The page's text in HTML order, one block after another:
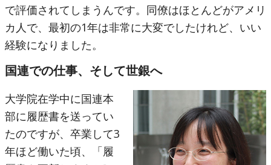
で評価されてしまうんです。同僚はほとんどがアメリ
カ人で、最初の1年は非常に大変でしたけれど、いい
経験になりました。
国連での仕事、そして世銀へ
大学院在学中に国連本
部に履歴書を送ってい
たのですが、卒業して3
年ほど働いた頃、「履